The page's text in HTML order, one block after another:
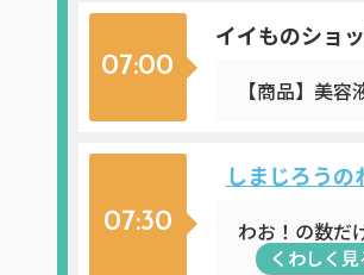
07:00
イイものショ
【商品】美
07:30
しまじろうの
わお！の数だ
くわしく見